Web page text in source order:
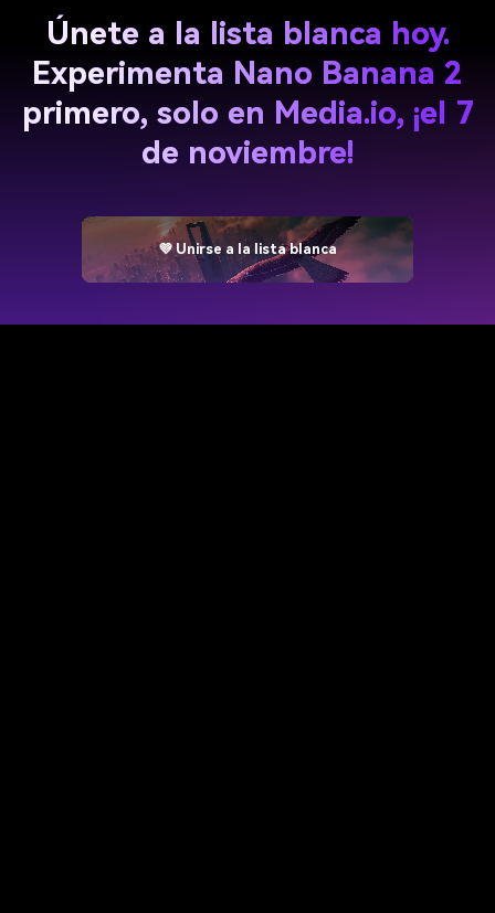
Únete a la lista blanca hoy.
Experimenta Nano Banana 2
primero, solo en Media.io, ¡el 7
de noviembre!
💜 Unirse a la lista blanca